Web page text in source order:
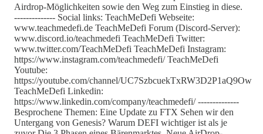
Airdrop-Möglichkeiten sowie den Weg zum Einstieg in diese.
-------------- Social links: TeachMeDefi Webseite:
www.teachmedefi.de TeachMeDefi Forum (Discord-Server):
www.discord.io/teachmedefi TeachMeDefi Twitter:
www.twitter.com/TeachMeDefi TeachMeDefi Instagram:
https://www.instagram.com/teachmedefi/ TeachMeDefi
Youtube:
https://youtube.com/channel/UC7SzbcuekTxRW3D2P1aQ9Ow
TeachMeDefi Linkedin:
https://www.linkedin.com/company/teachmedefi/ --------------
Besprochene Themen: Eine Update zu FTX Sehen wir den
Untergang von Genesis? Warum DEFI wichtiger ist als je